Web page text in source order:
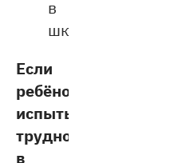
в
школе.
Если
ребёнок
испытывает
трудности
в